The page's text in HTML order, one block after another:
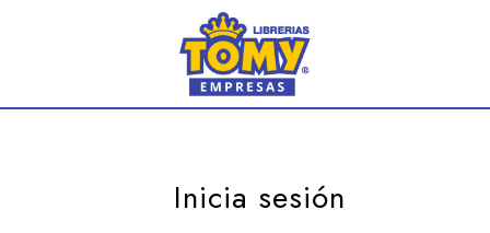
Inicia sesión